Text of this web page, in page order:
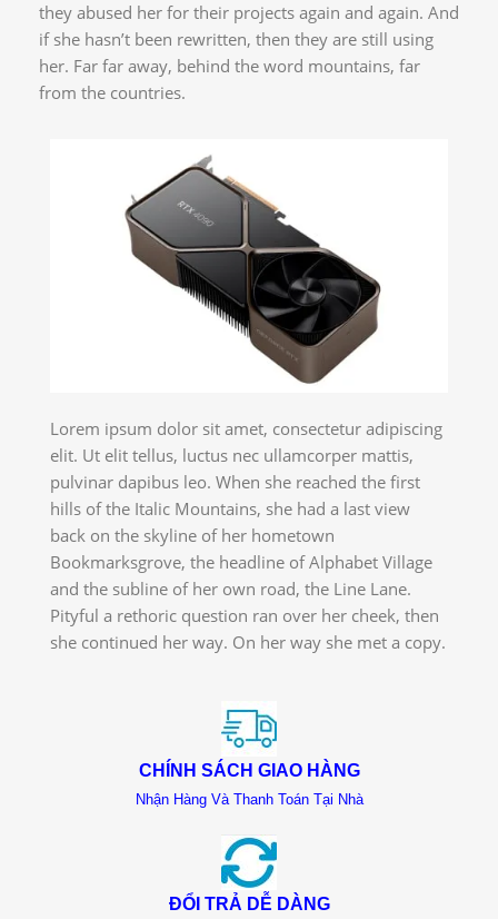
they abused her for their projects again and again. And
if she hasn’t been rewritten, then they are still using
her. Far far away, behind the word mountains, far
from the countries.
Lorem ipsum dolor sit amet, consectetur adipiscing
elit. Ut elit tellus, luctus nec ullamcorper mattis,
pulvinar dapibus leo. When she reached the first
hills of the Italic Mountains, she had a last view
back on the skyline of her hometown
Bookmarksgrove, the headline of Alphabet Village
and the subline of her own road, the Line Lane.
Pityful a rethoric question ran over her cheek, then
she continued her way. On her way she met a copy.
CHÍNH SÁCH GIAO HÀNG
Nhận Hàng Và Thanh Toán Tại Nhà
ĐỔI TRẢ DỄ DÀNG